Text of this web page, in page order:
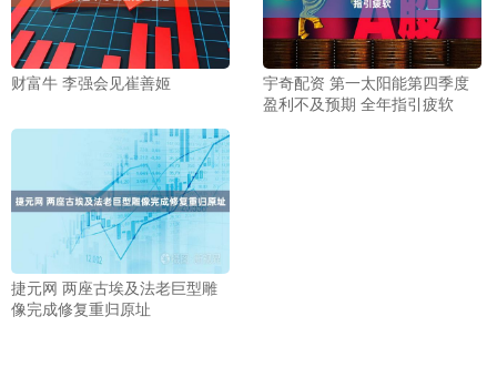
财富牛 李强会见崔善姬
宇奇配资 第一太阳能第四季度
盈利不及预期 全年指引疲软
捷元网 两座古埃及法老巨型雕
像完成修复重归原址